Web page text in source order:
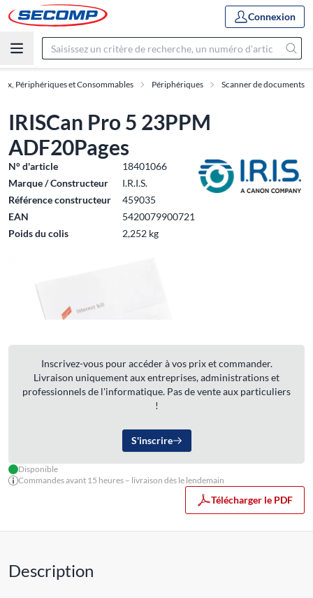
Connexion
Périphériques et Consommables Périphériques Scanner de documents
IRISCan Pro 5 23PPM
ADF20Pages
N° d'article
18401066
Marque / Constructeur
I.R.I.S.
Référence constructeur
459035
EAN
5420079900721
Poids du colis
2,252 kg
Inscrivez-vous pour accéder à vos prix et commander.
Livraison uniquement aux entreprises, administrations et
professionnels de l'informatique. Pas de vente aux particuliers
!
S'inscrire
Disponible
Commandes avant 15 heures – livraison dès le lendemain
Télécharger le PDF
Description